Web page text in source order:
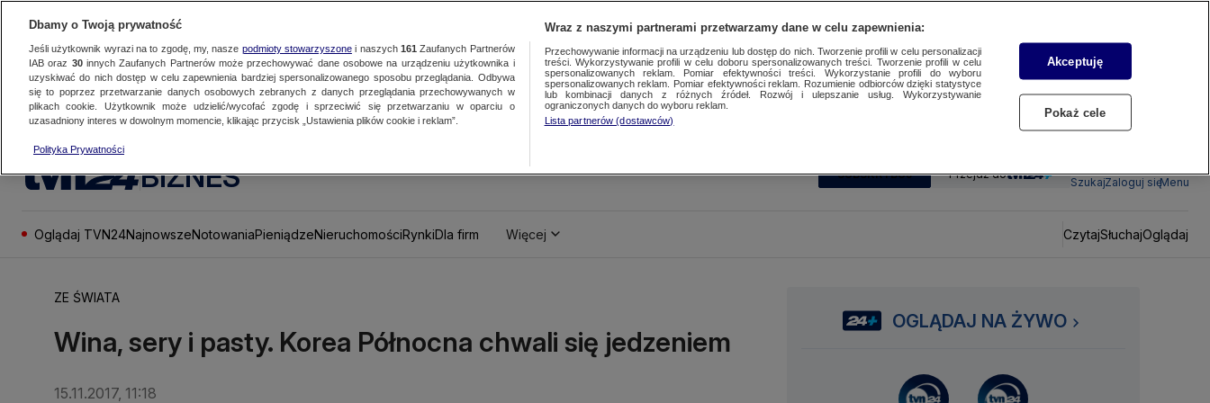
BIZNES SUBSKRYBUJ Przejdź do
SzukajZaloguj sięMenu
Oglądaj TVN24NajnowszeNotowaniaPieniądzeNieruchomościRynkiDla firm Więcej CzytajSłuchajOglądaj
ZE ŚWIATA
Wina, sery i pasty. Korea Północna chwali się jedzeniem
15.11.2017, 11:18
OGLĄDAJ NA ŻYWO
Dbamy o Twoją prywatność
Jeśli użytkownik wyrazi na to zgodę, my, nasze podmioty stowarzyszonei naszych 161 Zaufanych Partnerów
IAB oraz 30innych Zaufanych Partnerów może przechowywać dane osobowe na urządzeniu użytkownika i
uzyskiwać do nich dostęp w celu zapewnienia bardziej spersonalizowanego sposobu przeglądania. Odbywa
się to poprzez przetwarzanie danych osobowych zebranych z danych przeglądania przechowywanych w
plikach cookie. Użytkownik może udzielić/wycofać zgodę i sprzeciwić się przetwarzaniu w oparciu o
uzasadniony interes w dowolnym momencie, klikając przycisk „Ustawienia plików cookie i reklam”.
Polityka Prywatności
Wraz z naszymi partnerami przetwarzamy dane w celu zapewnienia:
Przechowywanie informacji na urządzeniu lub dostęp do nich. Tworzenie profili w celu personalizacji
treści. Wykorzystywanie profili w celu doboru spersonalizowanych treści. Tworzenie profili w celu
spersonalizowanych reklam. Pomiar efektywności treści. Wykorzystanie profili do wyboru
spersonalizowanych reklam. Pomiar efektywności reklam. Rozumienie odbiorców dzięki statystyce
lub kombinacji danych z różnych źródeł. Rozwój i ulepszanie usług. Wykorzystywanie
ograniczonych danych do wyboru reklam.
Lista partnerów (dostawców)
Akceptuję
Pokaż cele